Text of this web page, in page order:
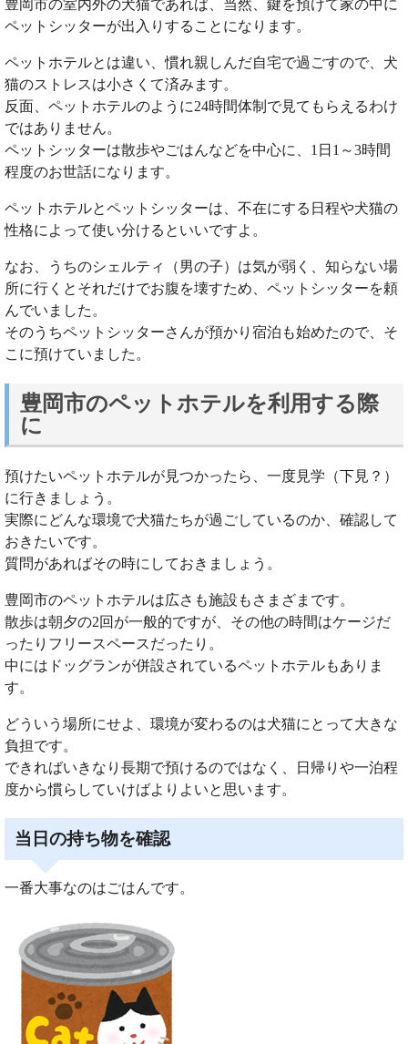
豊岡市の室内外の犬猫であれば、当然、鍵を預けて家の中に
ペットシッターが出入りすることになります。
ペットホテルとは違い、慣れ親しんだ自宅で過ごすので、犬
猫のストレスは小さくて済みます。
反面、ペットホテルのように24時間体制で見てもらえるわけ
ではありません。
ペットシッターは散歩やごはんなどを中心に、1日1～3時間
程度のお世話になります。
ペットホテルとペットシッターは、不在にする日程や犬猫の
性格によって使い分けるといいですよ。
なお、うちのシェルティ（男の子）は気が弱く、知らない場
所に行くとそれだけでお腹を壊すため、ペットシッターを頼
んでいました。
そのうちペットシッターさんが預かり宿泊も始めたので、そ
こに預けていました。
豊岡市のペットホテルを利用する際
に
預けたいペットホテルが見つかったら、一度見学（下見？）
に行きましょう。
実際にどんな環境で犬猫たちが過ごしているのか、確認して
おきたいです。
質問があればその時にしておきましょう。
豊岡市のペットホテルは広さも施設もさまざまです。
散歩は朝夕の2回が一般的ですが、その他の時間はケージだ
ったりフリースペースだったり。
中にはドッグランが併設されているペットホテルもありま
す。
どういう場所にせよ、環境が変わるのは犬猫にとって大きな
負担です。
できればいきなり長期で預けるのではなく、日帰りや一泊程
度から慣らしていけばよりよいと思います。
当日の持ち物を確認
一番大事なのはごはんです。